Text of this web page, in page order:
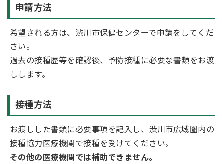
申請方法
希望される方は、渋川市保健センターで申請をしてくだ
さい。
過去の接種歴等を確認後、予防接種に必要な書類をお渡
しします。
接種方法
お渡しした書類に必要事項を記入し、渋川市広域圏内の
接種協力医療機関で接種を受けてください。
その他の医療機関では補助できません。